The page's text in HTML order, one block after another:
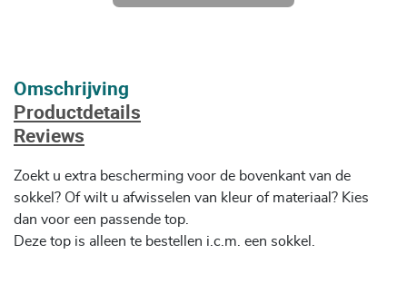
Omschrijving
Productdetails
Reviews
Zoekt u extra bescherming voor de bovenkant van de
sokkel? Of wilt u afwisselen van kleur of materiaal? Kies
dan voor een passende top.
Deze top is alleen te bestellen i.c.m. een sokkel.